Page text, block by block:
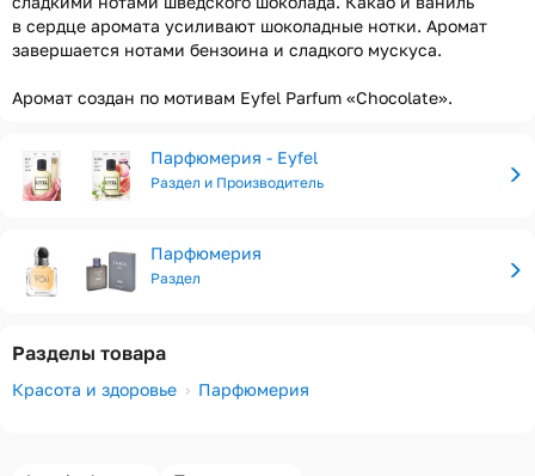
в сердце аромата усиливают шоколадные нотки. Аромат
завершается нотами бензоина и сладкого мускуса.
Аромат создан по мотивам Eyfel Parfum «Chocolate».
Парфюмерия - Eyfel
Раздел и Производитель
Парфюмерия
Раздел
Разделы товара
Красота и здоровье Парфюмерия